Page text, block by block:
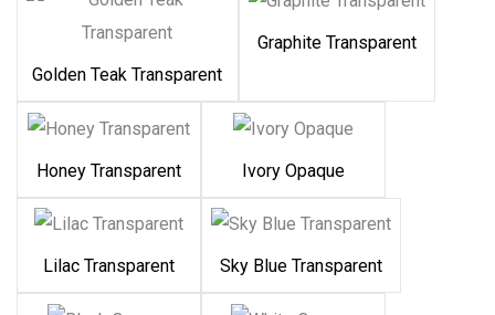
Golden Teak Transparent
Graphite Transparent
Honey Transparent Ivory Opaque
Lilac Transparent Sky Blue Transparent